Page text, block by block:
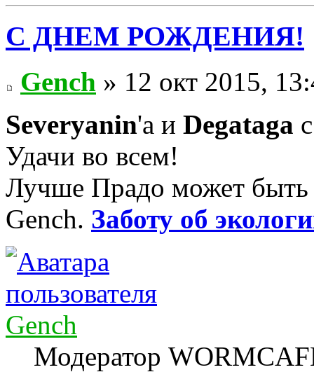
С ДНЕМ РОЖДЕНИЯ!
Gench » 12 окт 2015,
Severyanin'а и Degataga
Удачи во всем!
Лучше Прадо может
Gench. Заботу об
Gench
Модератор